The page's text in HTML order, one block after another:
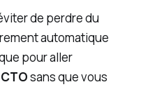
de perdre du
automatique
pour aller
CTOsans que vous